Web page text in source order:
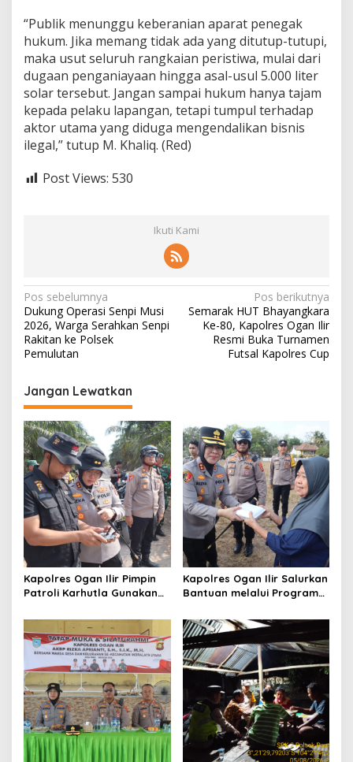
“Publik menunggu keberanian aparat penegak
hukum. Jika memang tidak ada yang ditutup-tutupi,
maka usut seluruh rangkaian peristiwa, mulai dari
dugaan penganiayaan hingga asal-usul 5.000 liter
solar tersebut. Jangan sampai hukum hanya tajam
kepada pelaku lapangan, tetapi tumpul terhadap
aktor utama yang diduga mengendalikan bisnis
ilegal,” tutup M. Khaliq. (Red)
Post Views: 530
Ikuti Kami
N
a
v
i
g
a
s
i
p
o
s
Pos sebelumnya
Dukung Operasi Senpi Musi
2026, Warga Serahkan Senpi
Rakitan ke Polsek
Pemulutan
Pos berikutnya
Semarak HUT Bhayangkara
Ke-80, Kapolres Ogan Ilir
Resmi Buka Turnamen
Futsal Kapolres Cup
Jangan Lewatkan
Kapolres Ogan Ilir Pimpin
Patroli Karhutla Gunakan
Perkuat Kesiapsiagaan
Hadapi Musim Kemarau
Kapolres Ogan Ilir Salurkan
Bantuan melalui Program
Kepedulian kepada
Masyarakat Desa Parit